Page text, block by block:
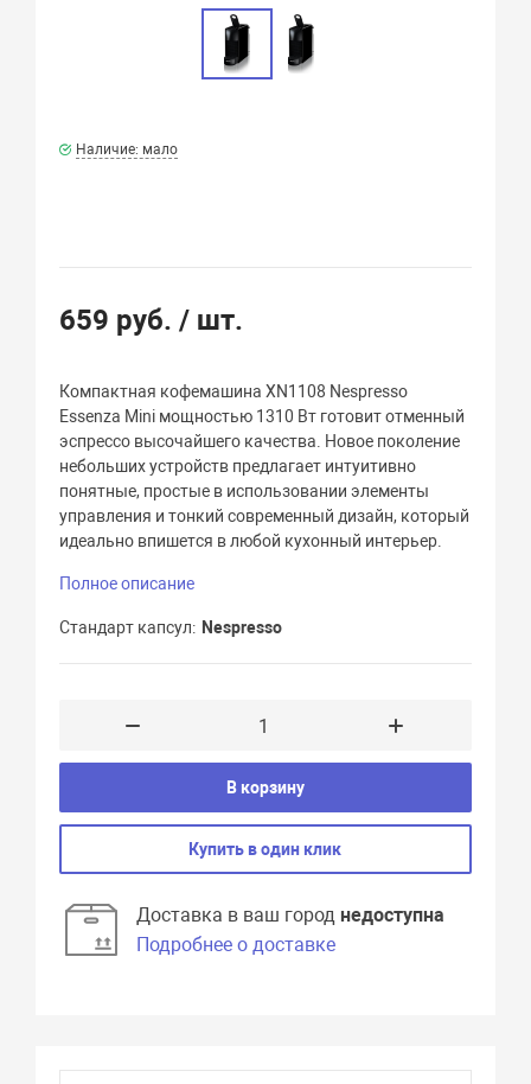
Наличие: мало
659 руб./ шт.
Компактная кофемашина XN1108 Nespresso
Essenza Mini мощностью 1310 Вт готовит отменный
эспрессо высочайшего качества. Новое поколение
небольших устройств предлагает интуитивно
понятные, простые в использовании элементы
управления и тонкий современный дизайн, который
идеально впишется в любой кухонный интерьер.
Полное описание
Стандарт капсул Nespresso
В корзину
Купить в один клик
Доставка в ваш городнедоступна
Подробнее о доставке